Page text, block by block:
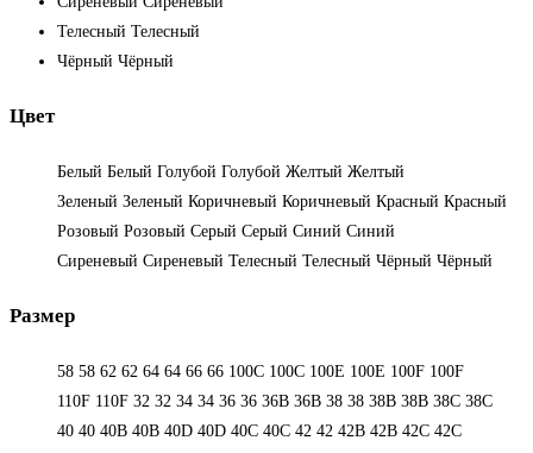
Телесный Телесный
Чёрный Чёрный
Цвет
Белый Белый Голубой Голубой Желтый Желтый
Зеленый Зеленый Коричневый Коричневый Красный Красный
Розовый Розовый Серый Серый Синий Синий
Сиреневый Сиреневый Телесный Телесный Чёрный Чёрный
Размер
58 58 62 62 64 64 66 66 100C 100C 100E 100E 100F 100F
110F 110F 32 32 34 34 36 36 36B 36B 38 38 38B 38B 38С 38С
40 40 40B 40B 40D 40D 40С 40С 42 42 42B 42B 42C 42C